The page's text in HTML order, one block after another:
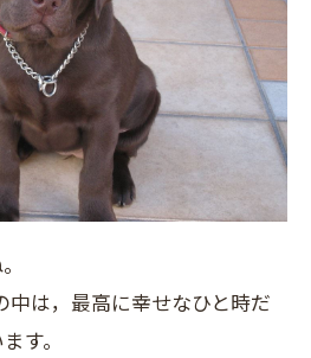
中は，最高に幸せなひと時だ
す。